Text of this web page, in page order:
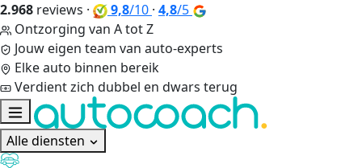
2.968 reviews · 9,8/10 · 4,8/5
Ontzorging van A tot Z
Jouw eigen team van auto-experts
Elke auto binnen bereik
Verdient zich dubbel en dwars terug
Alle diensten